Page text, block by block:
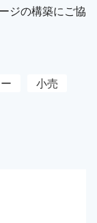
ジの構築にご協
小売